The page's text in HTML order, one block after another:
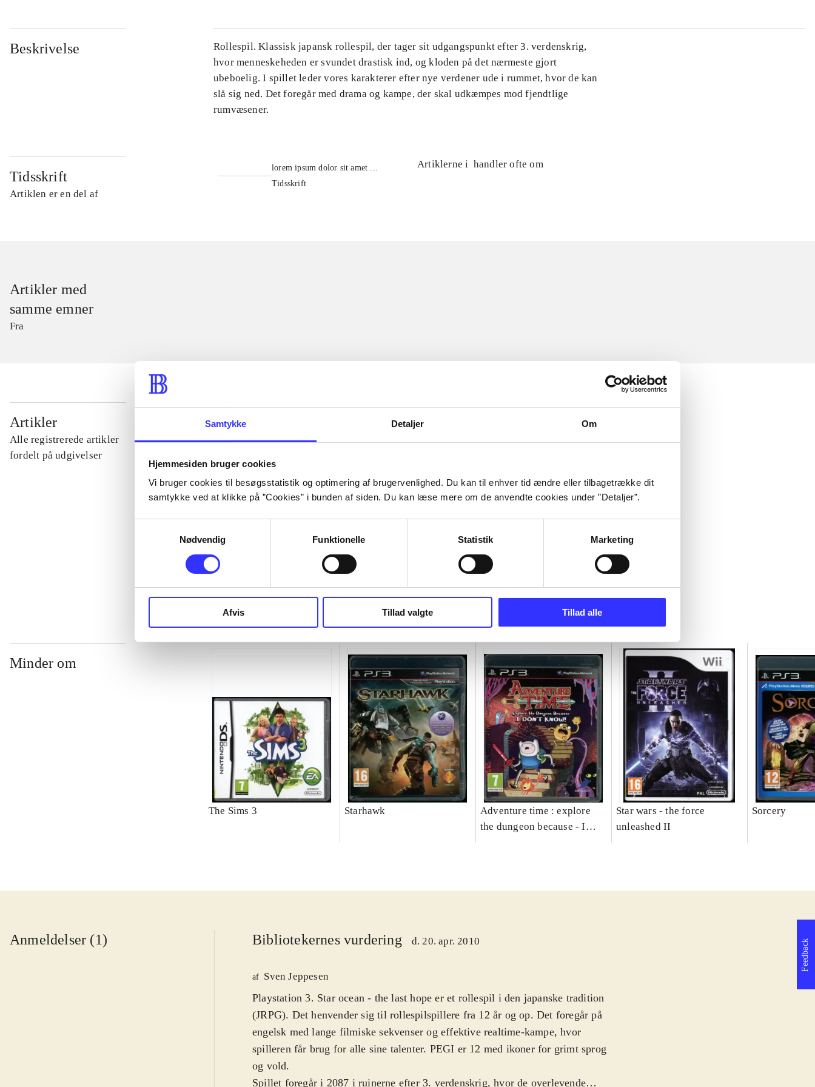
Samtykke Detaljer Om
Hjemmesiden bruger cookies
Vi bruger cookies til besøgsstatistik og optimering af brugervenlighed. Du kan til enhver tid ændre eller tilbagetrække dit
samtykke ved at klikke på ”Cookies” i bunden af siden. Du kan læse mere om de anvendte cookies under ”Detaljer”.
Nødvendig
Funktionelle Statistik Marketing
Afvis Tillad valgte Tillad alle
Beskrivelse
Rollespil. Klassisk japansk rollespil, der tager sit udgangspunkt efter 3. verdenskrig,
hvor menneskeheden er svundet drastisk ind, og kloden på det nærmeste gjort
ubeboelig. I spillet leder vores karakterer efter nye verdener ude i rummet, hvor de kan
slå sig ned. Det foregår med drama og kampe, der skal udkæmpes mod fjendtlige
rumvæsener.
Tidsskrift
Artiklen er en del af
lorem ipsum dolor sit amet ...
Tidsskrift
Artiklerne i handler ofte om
Artikler med
samme emner
Fra
Artikler
Alle registrerede artikler
fordelt på udgivelser
...
...
Minder om
The Sims 3 Starhawk
Adventure time : explore
the dungeon because - I
Star wars - the force
unleashed II
Sorcery
Anmeldelser (1) Bibliotekernes vurdering d. 20. apr. 2010
af Sven Jeppesen
Playstation 3. Star ocean - the last hope er et rollespil i den japanske tradition
(JRPG). Det henvender sig til rollespilspillere fra 12 år og op. Det foregår på
engelsk med lange filmiske sekvenser og effektive realtime-kampe, hvor
spilleren får brug for alle sine talenter. PEGI er 12 med ikoner for grimt sprog
og vold.
Spillet foregår i 2087 i ruinerne efter 3. verdenskrig, hvor de overlevende
Feedback